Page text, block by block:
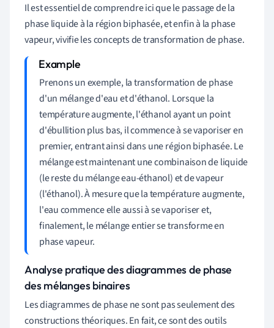
Il est essentiel de comprendre ici que le passage de la
phase liquide à la région biphasée, et enfin à la phase
vapeur, vivifie les concepts de transformation de phase.
Prenons un exemple, la transformation de phase
d'un mélange d'eau et d'éthanol. Lorsque la
température augmente, l'éthanol ayant un point
d'ébullition plus bas, il commence à se vaporiser en
premier, entrant ainsi dans une région biphasée. Le
mélange est maintenant une combinaison de liquide
(le reste du mélange eau-éthanol) et de vapeur
(l'éthanol). À mesure que la température augmente,
l'eau commence elle aussi à se vaporiser et,
finalement, le mélange entier se transforme en
phase vapeur.
Analyse pratique des diagrammes de phase
des mélanges binaires
Les diagrammes de phase ne sont pas seulement des
constructions théoriques. En fait, ce sont des outils